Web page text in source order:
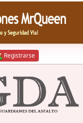
Registrarse